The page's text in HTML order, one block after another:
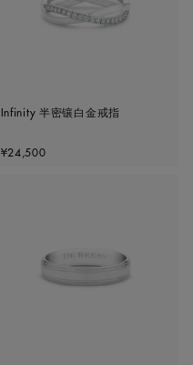
Infinity 半密镶白金戒指
Original price
¥24,500